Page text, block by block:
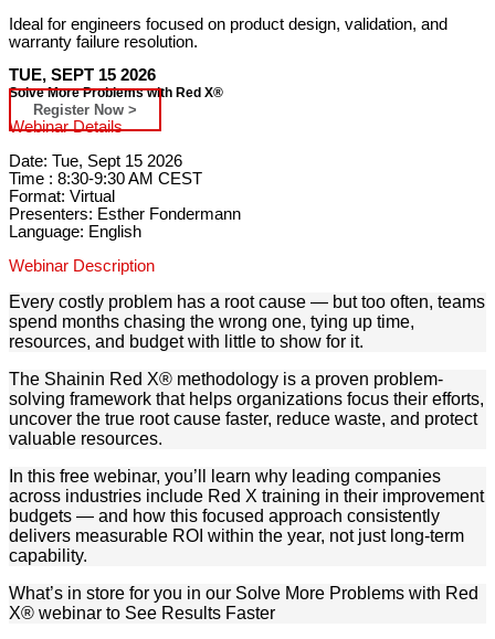
Ideal for engineers focused on product design, validation, and
warranty failure resolution.
TUE, SEPT 15 2026
Solve More Problems with Red X®
Register Now >
Webinar Details
Date: Tue, Sept 15 2026
Time : 8:30-9:30 AM CEST
Format: Virtual
Presenters: Esther Fondermann
Language: English
Webinar Description
Every costly problem has a root cause — but too often, teams
spend months chasing the wrong one, tying up time,
resources, and budget with little to show for it.
The Shainin Red X® methodology is a proven problem-
solving framework that helps organizations focus their efforts,
uncover the true root cause faster, reduce waste, and protect
valuable resources.
In this free webinar, you’ll learn why leading companies
across industries include Red X training in their improvement
budgets — and how this focused approach consistently
delivers measurable ROI within the year, not just long-term
capability.
What’s in store for you in our Solve More Problems with Red
X® webinar to See Results Faster